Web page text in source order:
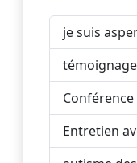
je suis
Entretien